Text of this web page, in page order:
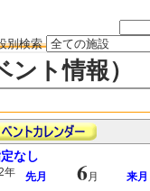
別検索
ト情報）
なし
年 先月 6月
来月